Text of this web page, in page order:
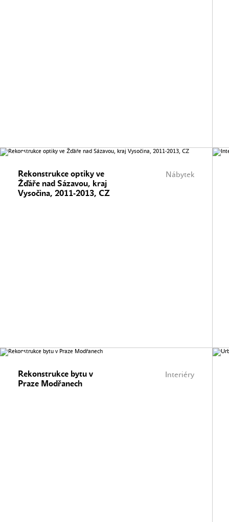
Nábytek
Rekonstrukce optiky ve
Žďáře nad Sázavou, kraj
Vysočina, 2011-2013, CZ
Interiéry
Rekonstrukce bytu v
Praze Modřanech